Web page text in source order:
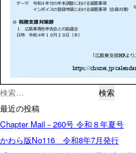
検
索:
最近の投稿
Chapter Mail－260号 令和８年夏号
かわら版No116 令和8年7月発行